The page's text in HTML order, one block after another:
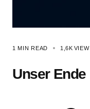
1 MIN READ 1,6K VIEW
Unser Ende